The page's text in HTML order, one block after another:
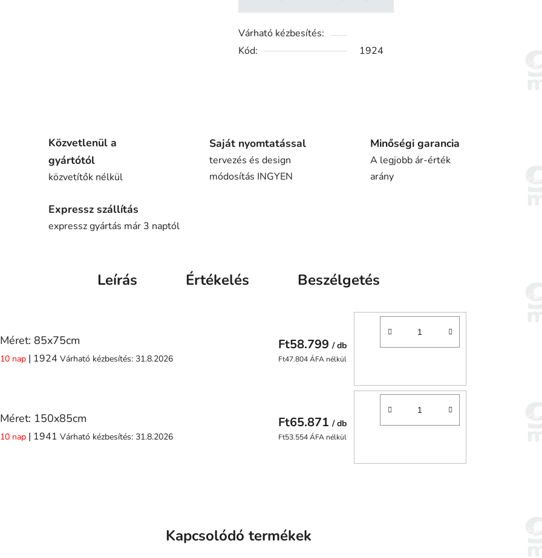
Várható kézbesítés:
Kód:
1924
Közvetlenül a
gyártótól
közvetítők nélkül
Saját nyomtatással
tervezés és design
módosítás INGYEN
Minőségi garancia
A legjobb ár-érték
arány
Expressz szállítás
expressz gyártás már 3 naptól
Leírás Értékelés Beszélgetés
Méret: 85x75cm
10 nap | 1924 Várható kézbesítés: 31.8.2026
Ft58.799 / db
Ft47.804 ÁFA nélkül
Méret: 150x85cm
10 nap | 1941 Várható kézbesítés: 31.8.2026
Ft65.871 / db
Ft53.554 ÁFA nélkül
Kapcsolódó termékek